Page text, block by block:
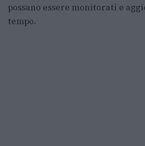
possano essere monitorati e
tempo.